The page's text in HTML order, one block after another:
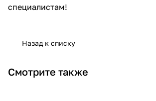
специалистам!
Назад к списку
Смотрите также